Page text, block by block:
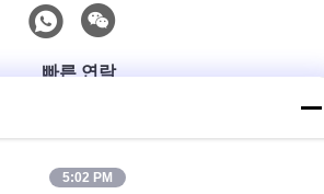
빠른 연락
5:02 PM